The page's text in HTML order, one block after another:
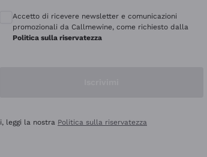
Accetto di ricevere newsletter e comunicazioni
promozionali da Callmewine, come richiesto dalla
Politica sulla riservatezza
leggi la nostra Politica sulla riservatezza